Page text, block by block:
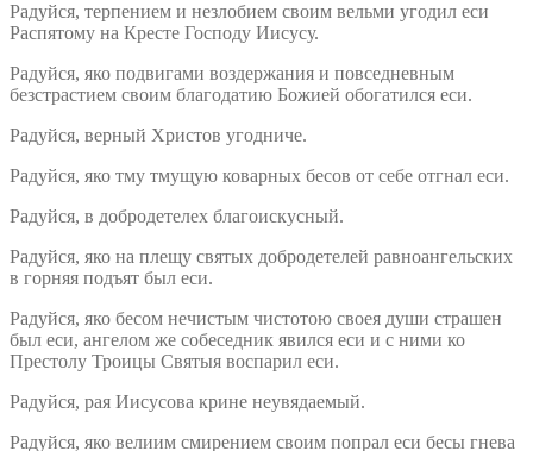
Радуйся, терпением и незлобием своим вельми угодил еси
Распятому на Кресте Господу Иисусу.
Радуйся, яко подвигами воздержания и повседневным
безстрастием своим благодатию Божией обогатился еси.
Радуйся, верный Христов угодниче.
Радуйся, яко тму тмущую коварных бесов от себе отгнал еси.
Радуйся, в добродетелех благоискусный.
Радуйся, яко на плещу святых добродетелей равноангельских
в горняя подъят был еси.
Радуйся, яко бесом нечистым чистотою своея души страшен
был еси, ангелом же собеседник явился еси и с ними ко
Престолу Троицы Святыя воспарил еси.
Радуйся, рая Иисусова крине неувядаемый.
Радуйся, яко велиим смирением своим попрал еси бесы гнева